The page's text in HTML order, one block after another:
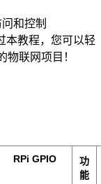
和控制
本教程，您可以轻
物联网项目！
RPi GPIO
功
能